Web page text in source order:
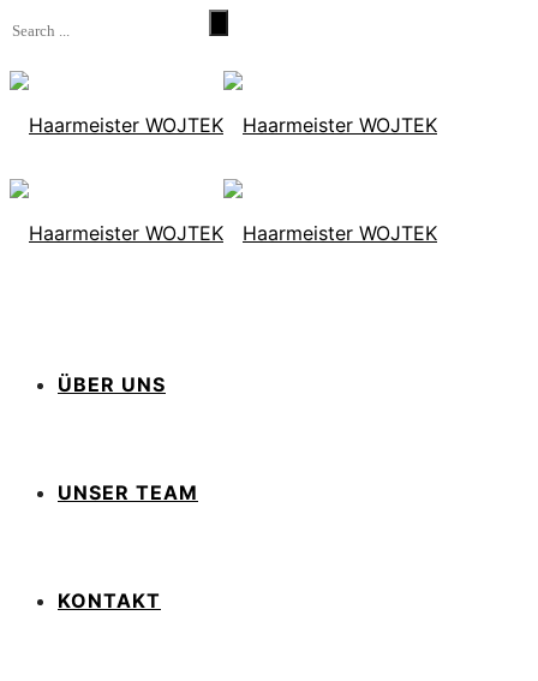
ÜBER UNS
UNSER TEAM
KONTAKT